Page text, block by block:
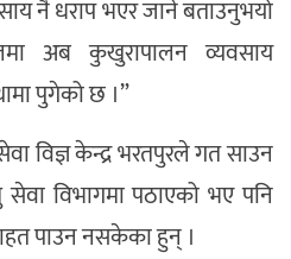
नै धराप भएर जाने बताउनुभयो
अब कुखुरापालन व्यवसाय
पुगेको छ ।”
विज्ञ केन्द्र भरतपुरले गत साउन
विभागमा पठाएको भए पनि
पाउन नसकेका हुन् ।